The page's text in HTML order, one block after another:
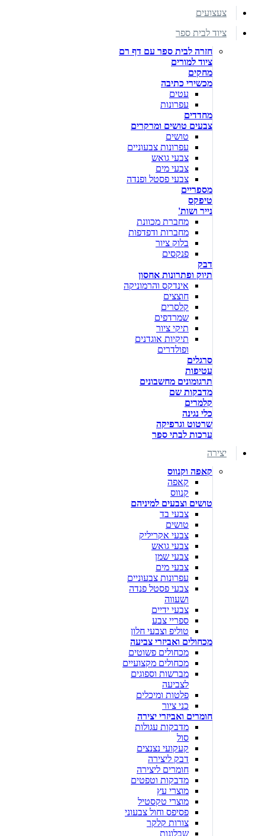
צעצועים
ציוד לבית ספר
חזרה לבית ספר עם דף רם
ציוד למורים
מחקים
מכשירי כתיבה
עטים
עפרונות
מחדדים
צבעים טושים ומרקרים
טושים
עפרונות צבעוניים
צבעי גואש
צבעי מים
צבעי פסטל ופנדה
מספריים
טיפקס
נייר ושות'
מחברת מכוונת
מחברות ודפדפות
בלוק ציור
פנקסים
דבק
תיוק ופתרונות אחסון
אינדקס והרמוניקה
חוצצים
קלסרים
שמרדפים
תיקי ציור
תיקיות אוגדנים
ופולדרים
סרגלים
עטיפות
תרגומונים מחשבונים
מדבקות שם
קלמרים
כלי נגינה
שרטוט וגרפיקה
ערכות לבתי ספר
יצירה
קאפה וקנווס
קאפה
קנווס
טושים וצבעים למיניהם
צבעי בד
טושים
צבעי אקריליק
צבעי גואש
צבעי שמן
צבעי מים
עפרונות צבעוניים
צבעי פסטל פנדה
ושעווה
צבעי ידיים
ספריי צבע
טוליפ וצבעי חלון
מכחולים ואביזרי צביעה
מכחולים פשוטים
מכחולים מקצועיים
מברשות וספוגים
לצביעה
פלטות ומיכלים
כני ציור
חומרים ואביזרי יצירה
מדבקות עגולות
סול
קעקועי נצנצים
דבק ליצירה
חומרים ליצירה
מדבקות וטפטים
מוצרי עץ
מוצרי טקסטיל
פסיפס וחול צבעוני
צורות קלקר
שבלונות